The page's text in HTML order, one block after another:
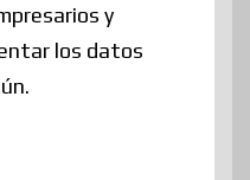
y
los datos